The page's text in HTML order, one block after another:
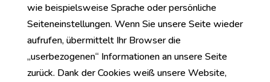
wie beispielsweise Sprache oder persönliche
Seiteneinstellungen. Wenn Sie unsere Seite wieder
aufrufen, übermittelt Ihr Browser die
„userbezogenen“ Informationen an unsere Seite
zurück. Dank der Cookies weiß unsere Website,